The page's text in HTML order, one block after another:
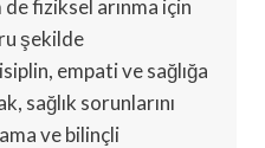
fiziksel arınma için
şekilde
empati ve sağlığa
sağlık sorunlarını
ve bilinçli